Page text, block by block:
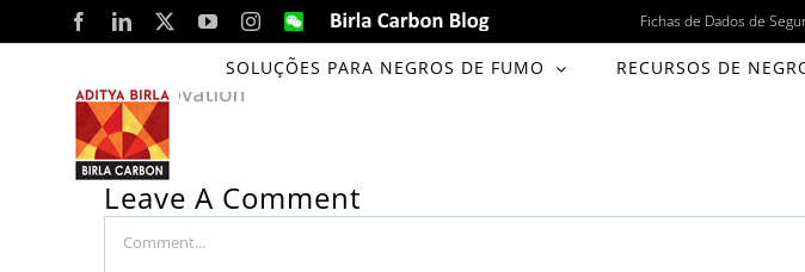
to
content
FacebookLinkedIn YouTubeInstagram
WeChatBirla
Carbon
Blog
Fichas de Dados de
SOLUÇÕES PARA NEGROS DE FUMO RECURSOS DE
Leave A Comment
Comment